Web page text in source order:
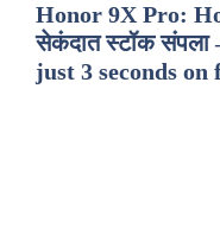
Honor 9X Pro:
सेकंदात स्टॉक
just 3 seconds